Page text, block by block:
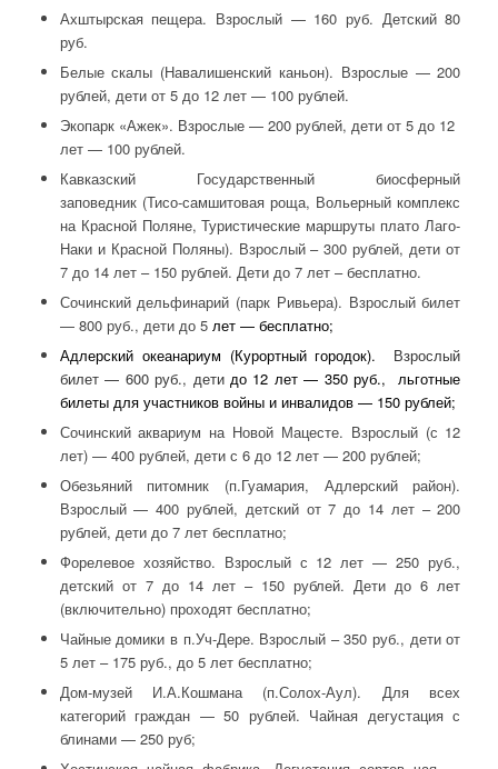
Ахштырская пещера. Взрослый — 160 руб. Детский 80
руб.
Белые скалы (Навалишенский каньон). Взрослые — 200
рублей, дети от 5 до 12 лет — 100 рублей.
Экопарк «Ажек». Взрослые — 200 рублей, дети от 5 до 12
лет — 100 рублей.
Кавказский Государственный биосферный
заповедник (Тисо-самшитовая роща, Вольерный комплекс
на Красной Поляне, Туристические маршруты плато Лаго-
Наки и Красной Поляны). Взрослый – 300 рублей, дети от
7 до 14 лет – 150 рублей. Дети до 7 лет – бесплатно.
Сочинский дельфинарий (парк Ривьера). Взрослый билет
— 800 руб., дети до 5лет — бесплатно;
Адлерский океанариум (Курортный городок). Взрослый
билет — 600 руб., дети до 12 лет — 350 руб., льготные
билеты для участников войны и инвалидов — 150 рублей;
Сочинский аквариум на Новой Мацесте. Взрослый (с 12
лет) — 400 рублей, дети с 6 до 12 лет — 200 рублей;
Обезьяний питомник (п.Гуамария, Адлерский район).
Взрослый — 400 рублей, детский от 7 до 14 лет – 200
рублей, дети до 7 лет бесплатно;
Форелевое хозяйство. Взрослый с 12 лет — 250 руб.,
детский от 7 до 14 лет – 150 рублей. Дети до 6 лет
(включительно) проходят бесплатно;
Чайные домики в п.Уч-Дере. Взрослый – 350 руб., дети от
5 лет – 175 руб., до 5 лет бесплатно;
Дом-музей И.А.Кошмана (п.Солох-Аул). Для всех
категорий граждан — 50 рублей. Чайная дегустация с
блинами — 250 руб;